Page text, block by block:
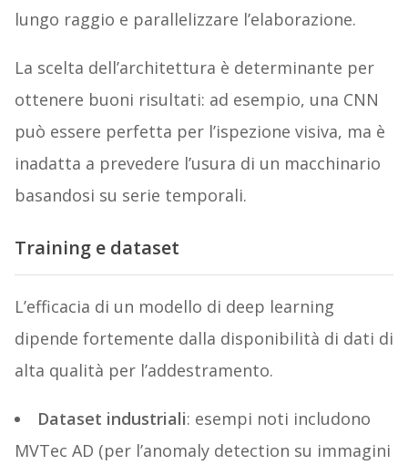
lungo raggio e parallelizzare l’elaborazione.
La scelta dell’architettura è determinante per
ottenere buoni risultati: ad esempio, una CNN
può essere perfetta per l’ispezione visiva, ma è
inadatta a prevedere l’usura di un macchinario
basandosi su serie temporali.
Training e dataset
L’efficacia di un modello di deep learning
dipende fortemente dalla disponibilità di dati di
alta qualità per l’addestramento.
Dataset industriali: esempi noti includono
MVTec AD (per l’anomaly detection su immagini